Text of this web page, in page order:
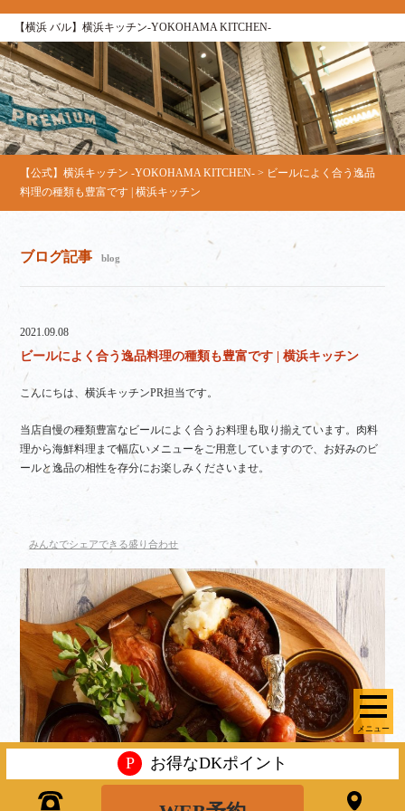
【横浜 バル】横浜キッチン-YOKOHAMA KITCHEN-
メニュー
【公式】横浜キッチン -YOKOHAMA KITCHEN- > ビールによく合う逸品
料理の種類も豊富です | 横浜キッチン
ブログ記事 blog
2021.09.08
ビールによく合う逸品料理の種類も豊富です | 横浜キッチン
こんにちは、横浜キッチンPR担当です。
当店自慢の種類豊富なビールによく合うお料理も取り揃えています。肉料
理から海鮮料理まで幅広いメニューをご用意していますので、お好みのビ
ールと逸品の相性を存分にお楽しみくださいませ。
みんなでシェアできる盛り合わせ
P お得なDKポイント